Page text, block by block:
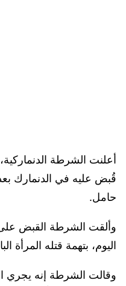
أعلنت الشرطة الدنماركية،
قُبض عليه في الدنمارك
حامل.
اليوم، بتهمة قتله المرأة
وقالت الشرطة إنه يجري